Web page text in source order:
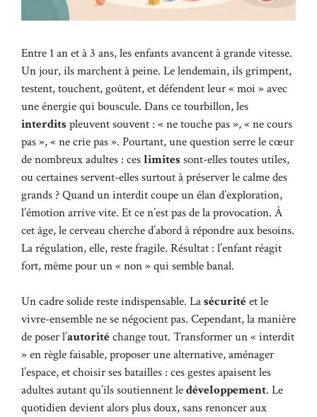
Entre 1 an et à 3 ans, les enfants avancent à grande vitesse.
Un jour, ils marchent à peine. Le lendemain, ils grimpent,
testent, touchent, goûtent, et défendent leur « moi » avec
une énergie qui bouscule. Dans ce tourbillon, les
interdits pleuvent souvent : « ne touche pas », « ne cours
pas », « ne crie pas ». Pourtant, une question serre le cœur
de nombreux adultes : ceslimites sont-elles toutes utiles,
ou certaines servent-elles surtout à préserver le calme des
grands ? Quand un interdit coupe un élan d’exploration,
l’émotion arrive vite. Et ce n’est pas de la provocation. À
cet âge, le cerveau cherche d’abord à répondre aux besoins.
La régulation, elle, reste fragile. Résultat : l’enfant réagit
fort, même pour un « non » qui semble banal.
Un cadre solide reste indispensable. Lasécuritéet le
vivre-ensemble ne se négocient pas. Cependant, la manière
de poser l’autoritéchange tout. Transformer un « interdit
» en règle faisable, proposer une alternative, aménager
l’espace, et choisir ses batailles : ces gestes apaisent les
adultes autant qu’ils soutiennent ledéveloppement. Le
quotidien devient alors plus doux, sans renoncer aux